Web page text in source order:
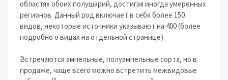
областях обоих полушарий, достигая иногда умеренных
регионов. Данный род включает в себя более 150
видов, некоторые источники указывают на 400 (более
подробно о видах на отдельной странице).
Встречаются ампельные, полуампельные сорта, но в
продаже, чаще всего можно встретить межвидовые